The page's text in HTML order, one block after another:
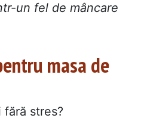
un fel de mâncare
masa de
stres?